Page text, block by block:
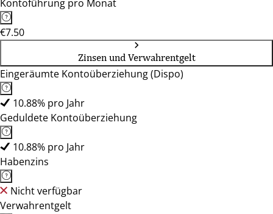
Kontoführung pro Monat
€7.50
Zinsen und Verwahrentgelt
Eingeräumte Kontoüberziehung (Dispo)
10.88% pro Jahr
Geduldete Kontoüberziehung
10.88% pro Jahr
Habenzins
Nicht verfügbar
Verwahrentgelt